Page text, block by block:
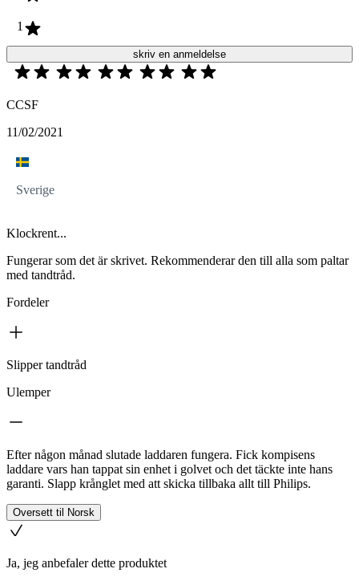
1
skriv en anmeldelse
CCSF
11/02/2021
Sverige
Klockrent...
Fungerar som det är skrivet. Rekommenderar den till alla som paltar
med tandtråd.
Fordeler
Slipper tandtråd
Ulemper
Efter någon månad slutade laddaren fungera. Fick kompisens
laddare vars han tappat sin enhet i golvet och det täckte inte hans
garanti. Slapp krånglet med att skicka tillbaka allt till Philips.
Oversett til Norsk
Ja, jeg anbefaler dette produktet